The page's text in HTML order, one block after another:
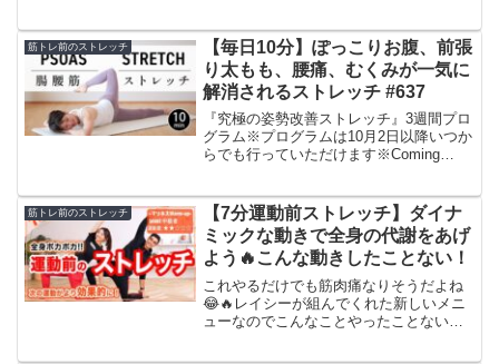
ングチューブを使った肩甲骨周辺のスト
レッチ方法をご...
筋トレ前のストレッチ
【毎日10分】ぽっこりお腹、前張
り太もも、腰痛、むくみが一気に
解消されるストレッチ #637
『究極の姿勢改善ストレッチ』3週間プロ
グラム※プログラムは10月2日以降いつか
らでも行っていただけます※Coming
日間無料キャンペーン実施...
筋トレ前のストレッチ
【7分運動前ストレッチ】ダイナ
ミックな動きで全身の代謝をあげ
よう🔥こんな動きしたことない！
これやるだけでも筋肉痛なりそうだよね
😂🔥レイシーが組んでくれた新しいメニ
ューなのでこんなことやったことない！